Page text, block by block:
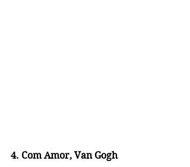
4. Com Amor, Van Gogh